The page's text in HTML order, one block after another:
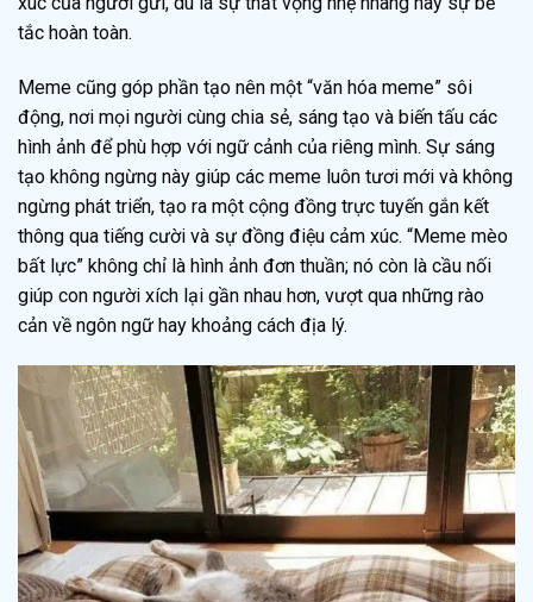
tắc hoàn toàn.
Meme cũng góp phần tạo nên một “văn hóa meme” sôi
động, nơi mọi người cùng chia sẻ, sáng tạo và biến tấu các
hình ảnh để phù hợp với ngữ cảnh của riêng mình. Sự sáng
tạo không ngừng này giúp các meme luôn tươi mới và không
ngừng phát triển, tạo ra một cộng đồng trực tuyến gắn kết
thông qua tiếng cười và sự đồng điệu cảm xúc. “Meme mèo
bất lực” không chỉ là hình ảnh đơn thuần; nó còn là cầu nối
giúp con người xích lại gần nhau hơn, vượt qua những rào
cản về ngôn ngữ hay khoảng cách địa lý.